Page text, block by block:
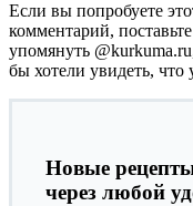
Если вы попробуете
комментарий,
упомянуть
бы хотели увидеть,
Новые
через любой